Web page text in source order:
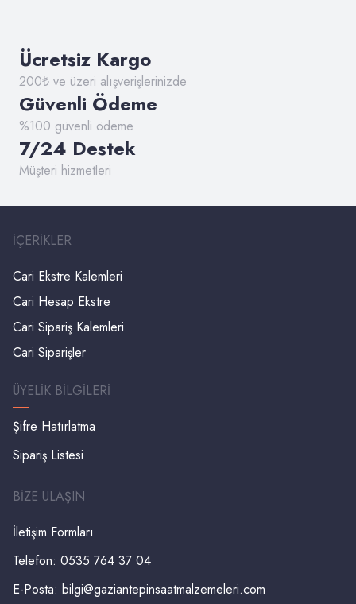
Ücretsiz Kargo
200₺ ve üzeri alışverişlerinizde
Güvenli Ödeme
%100 güvenli ödeme
7/24 Destek
Müşteri hizmetleri
İÇERIKLER
Cari Ekstre Kalemleri
Cari Hesap Ekstre
Cari Sipariş Kalemleri
Cari Siparişler
ÜYELIK BILGILERI
Şifre Hatırlatma
Sipariş Listesi
BIZE ULAŞIN
İletişim Formları
Telefon: 0535 764 37 04
E-Posta: bilgi@gaziantepinsaatmalzemeleri.com